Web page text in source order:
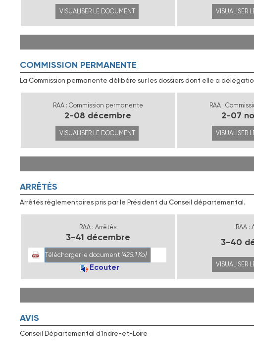
VISUALISER LE DOCUMENT VISUALISER
COMMISSION PERMANENTE
La Commission permanente délibère sur les dossiers dont elle a
RAA : Commission permanente
2-08 décembre
VISUALISER LE DOCUMENT
RAA :
2-07
VISUALISER
ARRÊTÉS
Arrêtés règlementaires pris par le Président du Conseil départemental.
RAA : Arrêtés
3-41 décembre
Télécharger le document (425.1 Ko)
Ecouter
RAA :
3-40
VISUALISER
AVIS
Conseil Départemental d'Indre-et-Loire